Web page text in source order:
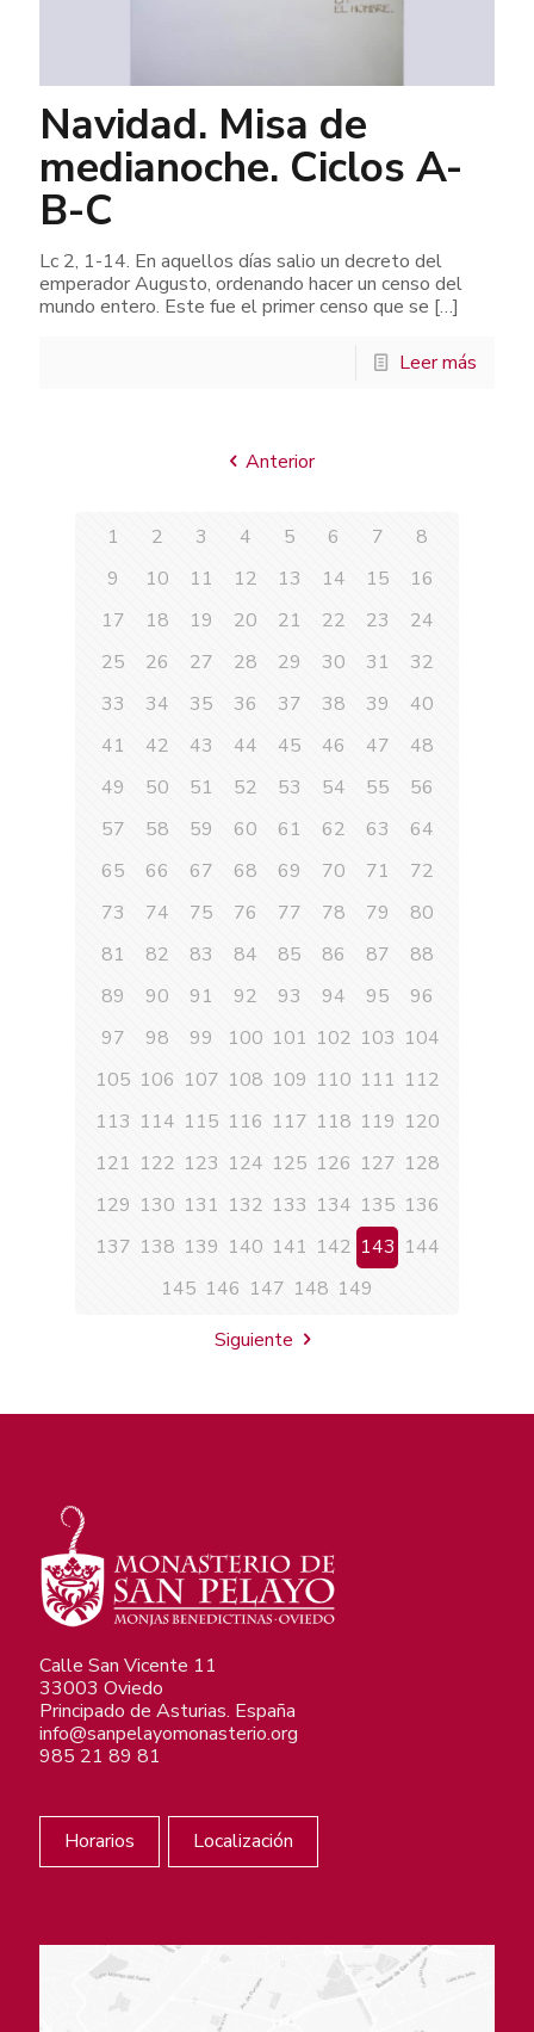
Navidad. Misa de
medianoche. Ciclos A-
B-C
Lc 2, 1-14. En aquellos días salio un decreto del
emperador Augusto, ordenando hacer un censo del
mundo entero. Este fue el primer censo que se […]
Leer más
Anterior
1 2 3 4 5 6 7
8
9
10 11 12 13 14 15
16
17
18 19 20 21 22 23
24
25
26 27 28 29 30 31
32
33
34 35 36 37 38 39
40
41
42 43 44 45 46 47
48
49
50 51 52 53 54 55
56
57
58 59 60 61 62 63
64
65
66 67 68 69 70 71
72
73
74 75 76 77 78 79
80
81
82 83 84 85 86 87
88
89
90 91 92 93 94 95
96
97
98 99 100 101 102 103 104
105 106 107 108 109 110 111 112
113 114 115 116 117 118 119 120
121 122 123 124 125 126 127 128
129 130 131 132 133 134 135 136
137 138 139 140 141 142 143 144
145 146 147 148 149
Siguiente
Calle San Vicente 11
33003 Oviedo
Principado de Asturias. España
info@sanpelayomonasterio.org
985 21 89 81
Horarios Localización